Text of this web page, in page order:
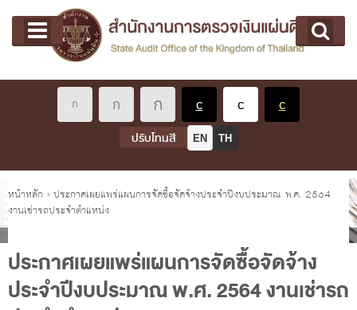
Main menu
หน้าแรก
เกี่ยวกับ คตง.
นโยบายการตรวจเงินแผ่นดิน
หลักเกณฑ์มาตรฐานเกี่ยวกับการตรวจเงินแผ่นดิน
ผู้ว่าการตรวจเงินแผ่นดิน
การบริหารและพัฒนาทรัพยากรบุคคล
ประวัติสำนักงานการตรวจเงินแผ่นดิน
พรป. ว่าด้วยการตรวจเงินแผ่นดิน พ.ศ. 2561
ปรับโทนสี EN TH
คุณอยู่ที่
หน้าหลัก › ประกาศเผยแพร่แผนการจัดซื้อจัดจ้างประจำปีงบประมาณ พ.ศ. 2564
งานเช่ารถประจำตำแหน่ง
ประกาศเผยแพร่แผนการจัดซื้อจัดจ้าง
ประจำปีงบประมาณ พ.ศ. 2564 งานเช่ารถ